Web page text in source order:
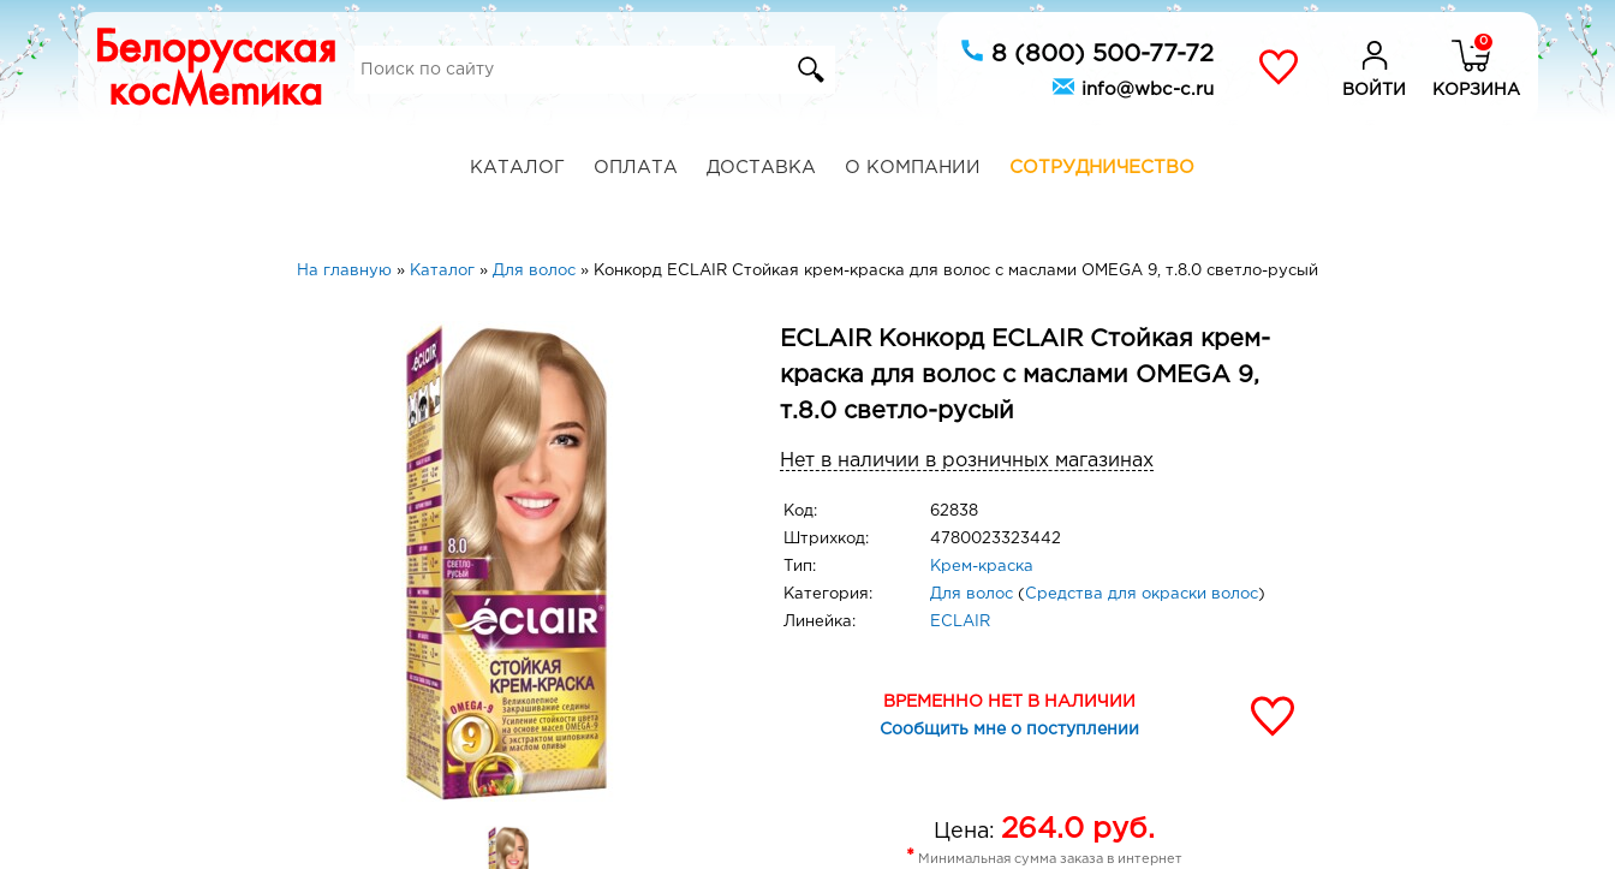
8 (800) 500-77-72
info@wbc-c.ru ВОЙТИ
0
КОРЗИНА
КАТАЛОГ ОПЛАТА ДОСТАВКА О КОМПАНИИ СОТРУДНИЧЕСТВО
На главную » Каталог » Для волос » Конкорд ЕCLAIR Стойкая крем-краска для волос с маслами OMEGA 9, т.8.0 светло-русый
ECLAIR Конкорд ЕCLAIR Стойкая крем-
краска для волос с маслами OMEGA 9,
т.8.0 светло-русый
Нет в наличии в розничных магазинах
Код: 62838
Штрихкод: 4780023323442
Тип: Крем-краска
Категория: Для волос ( Средства для окраски волос)
Линейка: ECLAIR
ВРЕМЕННО НЕТ В НАЛИЧИИ
Сообщить мне о поступлении
Цена: 264.0 руб.
* Минимальная сумма заказа в интернет